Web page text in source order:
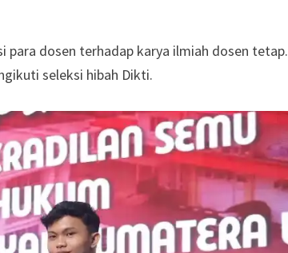
para dosen terhadap karya ilmiah dosen tetap.
seleksi hibah Dikti.